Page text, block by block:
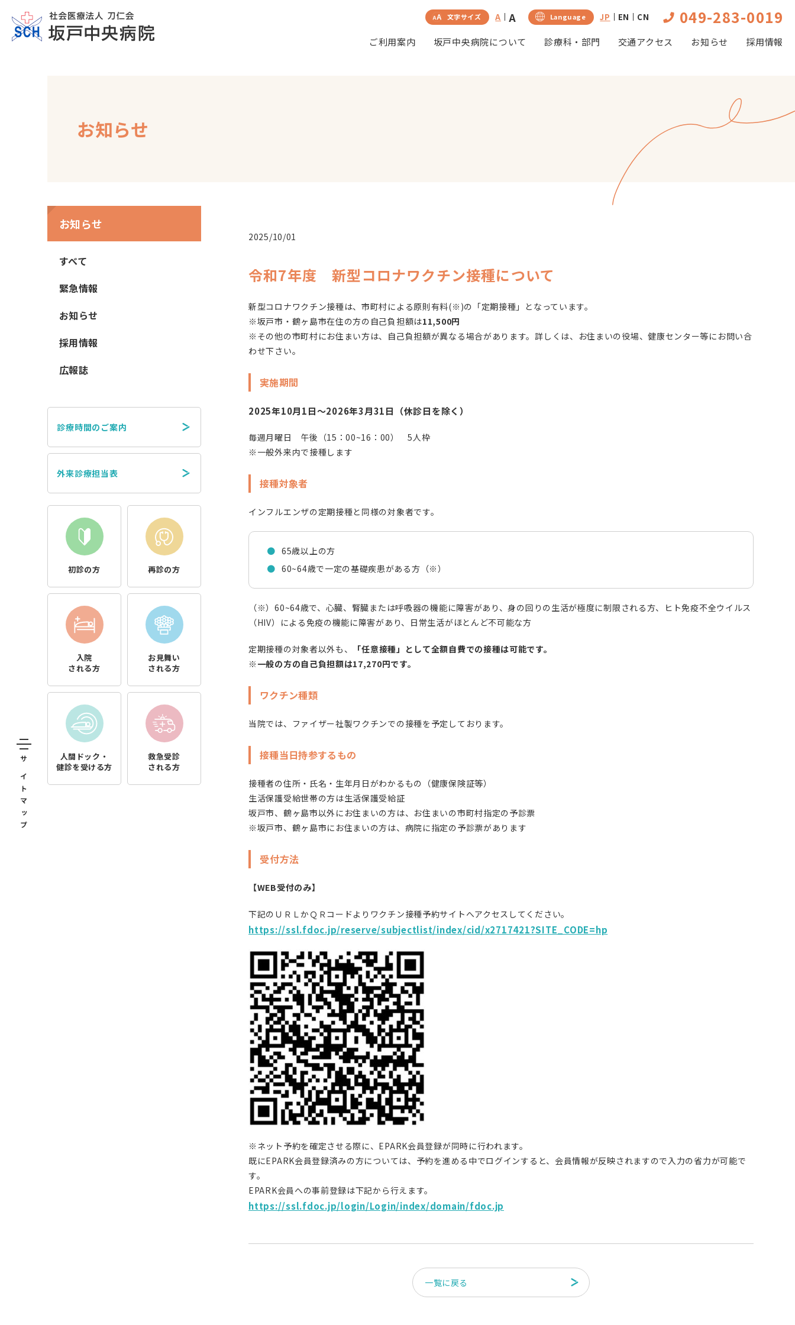
文字サイズ A A Language JP EN CN 049-283-0019
ご利用案内 坂戸中央病院について 診療科・部門 交通アクセス お知らせ 採用情報
サイトマップ
お知らせ
お知らせ
すべて
緊急情報
お知らせ
採用情報
広報誌
診療時間のご案内
外来診療担当表
初診の方 再診の方
入院
される方
お見舞い
される方
人間ドック・
健診を受ける方
救急受診
される方
2025/10/01
令和7年度 新型コロナワクチン接種について
新型コロナワクチン接種は、市町村による原則有料(※)の「定期接種」となっています。
※坂戸市・鶴ヶ島市在住の方の自己負担額は11,500円
※その他の市町村にお住まい方は、自己負担額が異なる場合があります。詳しくは、お住まいの役場、健康センター等にお問い合
わせ下さい。
実施期間
2025年10月1日～2026年3月31日（休診日を除く）
毎週月曜日 午後（15：00~16：00） 5人枠
※一般外来内で接種します
接種対象者
インフルエンザの定期接種と同様の対象者です。
65歳以上の方
60~64歳で一定の基礎疾患がある方（※）
（※）60~64歳で、心臓、腎臓または呼吸器の機能に障害があり、身の回りの生活が極度に制限される方、ヒト免疫不全ウイルス
（HIV）による免疫の機能に障害があり、日常生活がほとんど不可能な方
定期接種の対象者以外も、
「任意接種」として全額自費での接種は可能です。
※一般の方の自己負担額は17,270円です。
ワクチン種類
当院では、ファイザー社製ワクチンでの接種を予定しております。
接種当日持参するもの
接種者の住所・氏名・生年月日がわかるもの（健康保険証等）
生活保護受給世帯の方は生活保護受給証
坂戸市、鶴ヶ島市以外にお住まいの方は、お住まいの市町村指定の予診票
※坂戸市、鶴ヶ島市にお住まいの方は、病院に指定の予診票があります
受付方法
【WEB受付のみ】
下記のＵＲＬかＱＲコードよりワクチン接種予約サイトへアクセスしてください。
https://ssl.fdoc.jp/reserve/subjectlist/index/cid/x2717421?SITE_CODE=hp
※ネット予約を確定させる際に、EPARK会員登録が同時に行われます。
既にEPARK会員登録済みの方については、予約を進める中でログインすると、会員情報が反映されますので入力の省力が可能で
す。
EPARK会員への事前登録は下記から行えます。
https://ssl.fdoc.jp/login/Login/index/domain/fdoc.jp
一覧に戻る